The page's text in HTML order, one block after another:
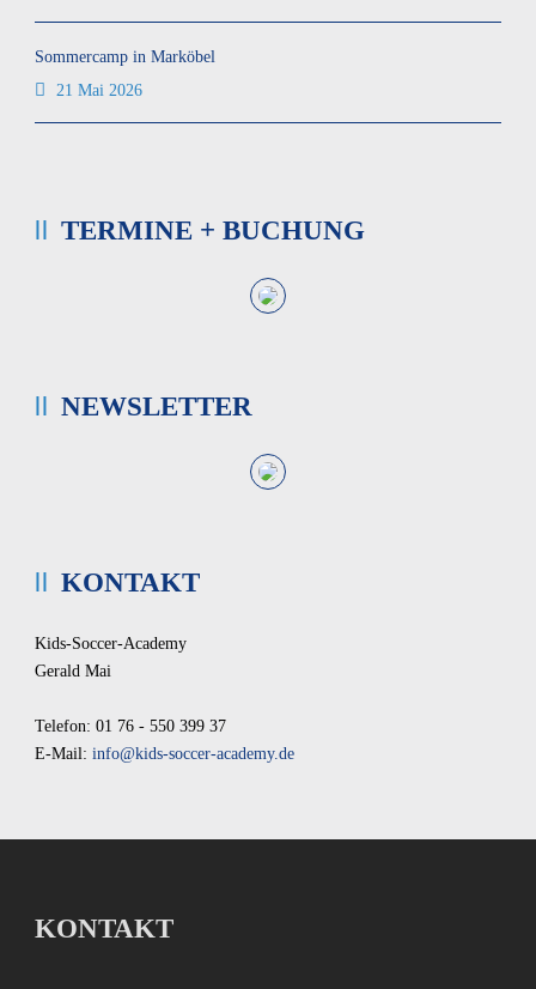
Sommercamp in Marköbel
21 Mai 2026
TERMINE + BUCHUNG
NEWSLETTER
KONTAKT
Kids-Soccer-Academy
Gerald Mai
Telefon: 01 76 - 550 399 37
E-Mail: info@kids-soccer-academy.de
KONTAKT